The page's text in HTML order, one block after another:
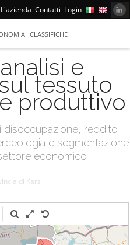
L'azienda Contatti Login
CLASSIFICHE
e
tessuto
produttivo
disoccupazione, reddito
e segmentazione
economico
di Kars